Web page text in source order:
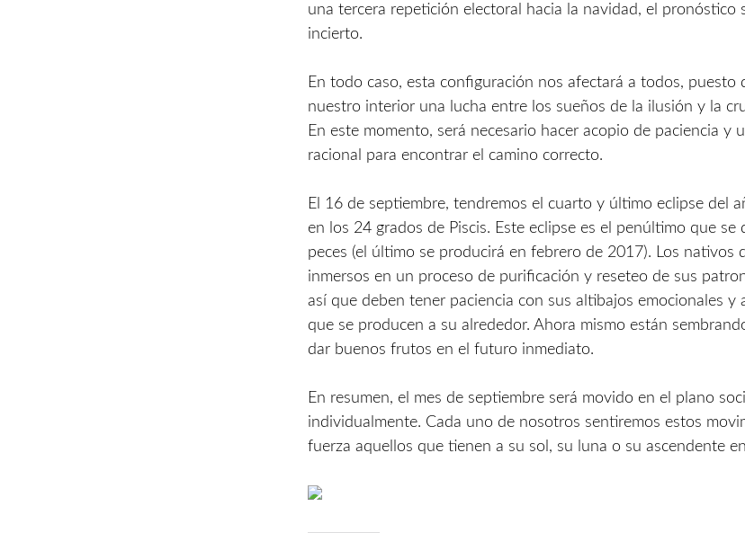
una tercera repetición electoral hacia la navidad, el pronóstico
incierto.
En todo caso, esta configuración nos afectará a todos, puesto
nuestro interior una lucha entre los sueños de la ilusión y la
En este momento, será necesario hacer acopio de paciencia y
racional para encontrar el camino correcto.
El 16 de septiembre, tendremos el cuarto y último eclipse del
en los 24 grados de Piscis. Este eclipse es el penúltimo que se
peces (el último se producirá en febrero de 2017). Los nativos
inmersos en un proceso de purificación y reseteo de sus
así que deben tener paciencia con sus altibajos emocionales y
que se producen a su alrededor. Ahora mismo están
dar buenos frutos en el futuro inmediato.
En resumen, el mes de septiembre será movido en el plano
individualmente. Cada uno de nosotros sentiremos estos
fuerza aquellos que tienen a su sol, su luna o su ascendente